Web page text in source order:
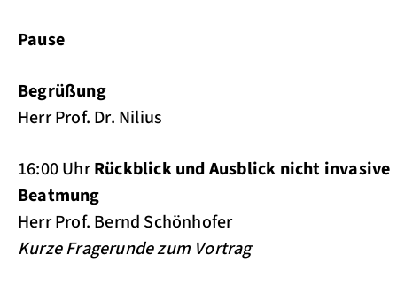
Pause
Begrüßung
Herr Prof. Dr. Nilius
16:00 UhrRückblick und Ausblick nicht invasive
Beatmung
Herr Prof. Bernd Schönhofer
Kurze Fragerunde zum Vortrag